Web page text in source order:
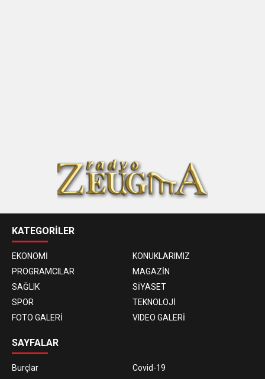
KATEGORİLER
EKONOMİ
KONUKLARIMIZ
PROGRAMCILAR
MAGAZİN
SAĞLIK
SİYASET
SPOR
TEKNOLOJİ
FOTO GALERİ
VIDEO GALERİ
SAYFALAR
Burçlar
Covid-19